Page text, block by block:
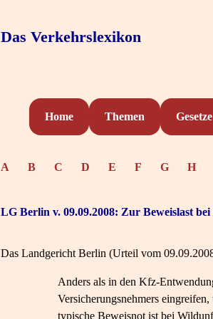
Das Verkehrslexikon
Home Themen Gesetze
A B C D E F G H
LG Berlin v. 09.09.2008: Zur Beweislast
Das Landgericht Berlin (Urteil vom
Anders als in den Kfz-
Versicherungsnehmers
typische Beweisnot ist bei